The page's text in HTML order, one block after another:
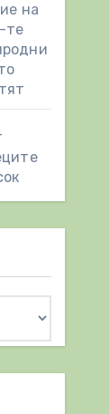
на
те